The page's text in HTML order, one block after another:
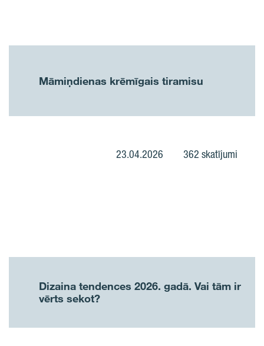
Māmiņdienas krēmīgais tiramisu
23.04.2026 362 skatījumi
Dizaina tendences 2026. gadā. Vai tām ir
vērts sekot?